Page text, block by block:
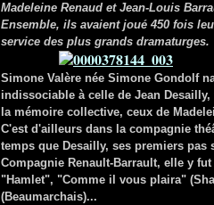
Madeleine Renaud et Jean-Louis
Ensemble, ils avaient joué 450 fois
service des plus grands dramaturges.
Simone Valère née Simone Gondolf
indissociable à celle de Jean
la mémoire collective, ceux de
C'est d'ailleurs dans la compagnie
temps que Desailly, ses premiers
Compagnie Renault-Barrault, elle y
"Hamlet", "Comme il vous plaira"
(Beaumarchais)...